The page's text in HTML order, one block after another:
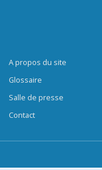
A propos du site
Glossaire
Salle de presse
Contact